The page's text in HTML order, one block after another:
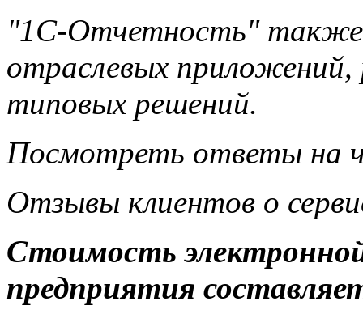
"1С-Отчетность" также
отраслевых приложений,
типовых решений.
Посмотреть ответы на
Отзывы клиентов о
Стоимость
предприятия